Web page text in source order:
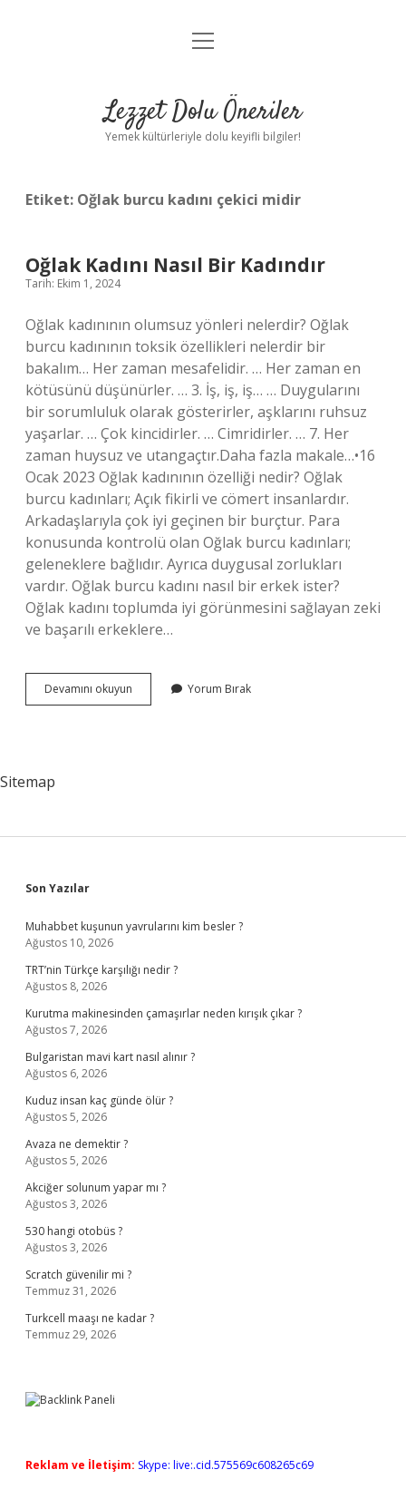
Anasayfa
Yasal Uyarı
menüyü
Lezzet Dolu Öneriler
Yemek kültürleriyle dolu keyifli bilgiler!
Etiket: Oğlak burcu kadını çekici midir
Oğlak Kadını Nasıl Bir Kadındır
Tarih: Ekim 1, 2024
Oğlak kadınının olumsuz yönleri nelerdir? Oğlak
burcu kadınının toksik özellikleri nelerdir bir
bakalım… Her zaman mesafelidir. … Her zaman en
kötüsünü düşünürler. … 3. İş, iş, iş… … Duygularını
bir sorumluluk olarak gösterirler, aşklarını ruhsuz
yaşarlar. … Çok kincidirler. … Cimridirler. … 7. Her
zaman huysuz ve utangaçtır.Daha fazla makale…•16
Ocak 2023 Oğlak kadınının özelliği nedir? Oğlak
burcu kadınları; Açık fikirli ve cömert insanlardır.
Arkadaşlarıyla çok iyi geçinen bir burçtur. Para
konusunda kontrolü olan Oğlak burcu kadınları;
geleneklere bağlıdır. Ayrıca duygusal zorlukları
vardır. Oğlak burcu kadını nasıl bir erkek ister?
Oğlak kadını toplumda iyi görünmesini sağlayan zeki
ve başarılı erkeklere…
Devamını okuyun
Kadını
Yorum Bırak
Sitemap
Sidebar
Son Yazılar
Muhabbet kuşunun yavrularını kim besler ?
Ağustos 10, 2026
TRT’nin Türkçe karşılığı nedir ?
Ağustos 8, 2026
Kurutma makinesinden çamaşırlar neden kırışık çıkar ?
Ağustos 7, 2026
Bulgaristan mavi kart nasıl alınır ?
Ağustos 6, 2026
Kuduz insan kaç günde ölür ?
Ağustos 5, 2026
Avaza ne demektir ?
Ağustos 5, 2026
Akciğer solunum yapar mı ?
Ağustos 3, 2026
530 hangi otobüs ?
Ağustos 3, 2026
Scratch güvenilir mi ?
Temmuz 31, 2026
Turkcell maaşı ne kadar ?
Temmuz 29, 2026
Reklam ve İletişim: Skype: live:.cid.575569c608265c69